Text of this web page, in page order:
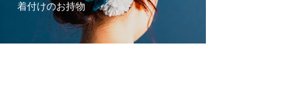
着付けのお持物